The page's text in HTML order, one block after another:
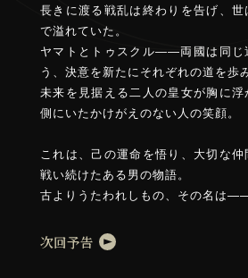
長きに渡る戦乱は終わりを告げ、
で溢れていた。
ヤマトとトゥスクル――両國は同じ
う、決意を新たにそれぞれの道を歩
未来を見据える二人の皇女が胸に浮
側にいたかけがえのない人の笑顔。
これは、己の運命を悟り、大切な
戦い続けたある男の物語。
古よりうたわれしもの、その名は
次回予告